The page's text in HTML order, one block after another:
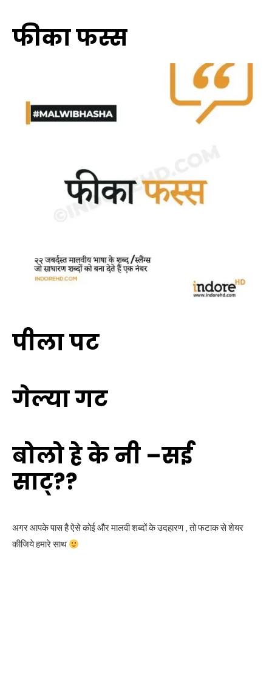
फीका फस्स
पीला पट
गेल्या गट
बोलो हे के नी –सई
साट्??
अगर आपके पास है ऐसे कोई और मालवी शब्दों के उदहारण , तो फटाक से शेयर
कीजिये हमारे साथ